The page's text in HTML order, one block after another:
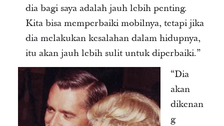
dia bagi saya adalah jauh lebih penting.
Kita bisa memperbaiki mobilnya, tetapi jika
dia melakukan kesalahan dalam hidupnya,
itu akan jauh lebih sulit untuk diperbaiki.”
“Dia
akan
dikenan
g